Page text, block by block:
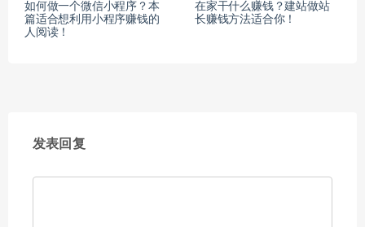
如何做一个微信小程序？本
篇适合想利用小程序赚钱的
人阅读！
在家干什么赚钱？建站做站
长赚钱方法适合你！
发表回复